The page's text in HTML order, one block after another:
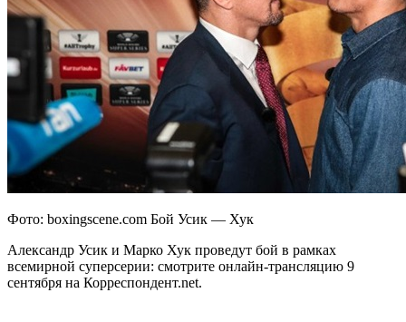
Фото: boxingscene.com Бой Усик — Хук
Александр Усик и Марко Хук проведут бой в рамках
всемирной суперсерии: смотрите онлайн-трансляцию 9
сентября на Корреспондент.net.